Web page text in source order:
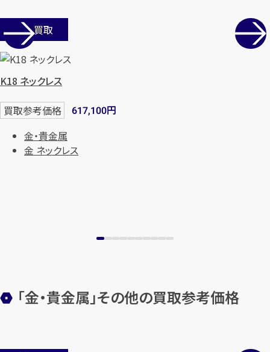
店舗買取
K18 ネックレス
買取参考価格 617,100円
金・貴金属
金 ネックレス
「金・貴金属」その他の買取参考価格